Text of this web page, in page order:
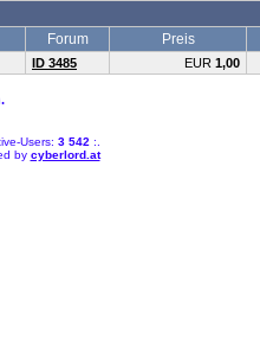
Forum Preis
ID 3485 EUR 1,00
Users: 3 542 :.
by cyberlord.at